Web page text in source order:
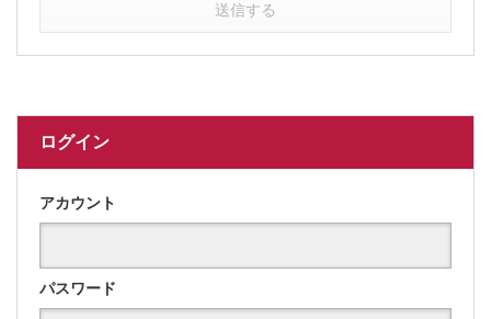
送信する
ログイン
アカウント
パスワード